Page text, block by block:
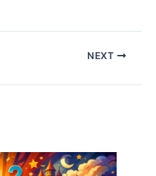
NEXT